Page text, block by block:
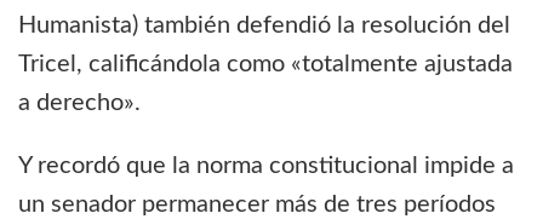
Humanista) también defendió la resolución del
Tricel, calificándola como «totalmente ajustada
a derecho».
Y recordó que la norma constitucional impide a
un senador permanecer más de tres períodos